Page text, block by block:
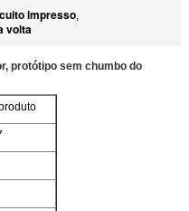
impresso,
volta
protótipo sem chumbo do